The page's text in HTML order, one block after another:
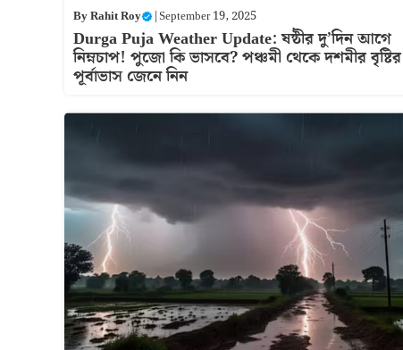
ByRahit Roy |September 19, 2025
Durga Puja Weather Update: ষষ্ঠীর দু’দিন আগে
নিম্নচাপ! পুজো কি ভাসবে? পঞ্চমী থেকে দশমীর বৃষ্টির
পূর্বাভাস জেনে নিন